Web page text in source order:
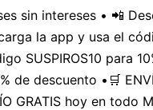
sin intereses • 📲
la app y usa el
SUSPIROS10 para
de descuento • 🛒
GRATIS hoy en